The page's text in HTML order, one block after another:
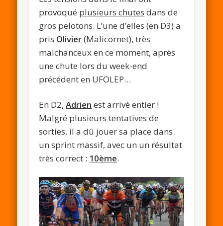
provoqué plusieurs chutes dans de
gros pelotons. L’une d’elles (en D3) a
pris Olivier(Malicornet), très
malchanceux en ce moment, après
une chute lors du week-end
précédent en UFOLEP…
En D2,Adrien est arrivé entier !
Malgré plusieurs tentatives de
sorties, il a dû jouer sa place dans
un sprint massif, avec un un résultat
très correct : 10ème.